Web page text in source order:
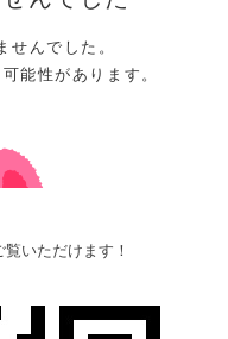
いただけます！